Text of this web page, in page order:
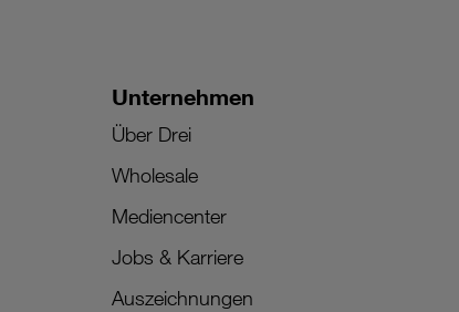
Unternehmen
Über Drei
Wholesale
Mediencenter
Jobs & Karriere
Auszeichnungen